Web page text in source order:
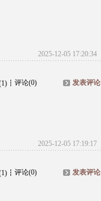
2025-12-05 17:20:34
评论(0) 发表评论
2025-12-05 17:19:17
评论(0) 发表评论